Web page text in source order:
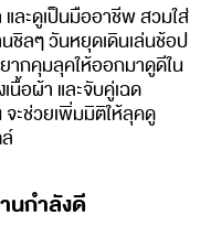
ละดูเป็นมืออาชีพ สวมใส่
ชิลๆ วันหยุดเดินเล่นช้อป
ากคุมลุคให้ออกมาดูดีใน
นื้อผ้า และจับคู่เฉด
จะช่วยเพิ่มมิติให้ลุคดู
นกำลังดี